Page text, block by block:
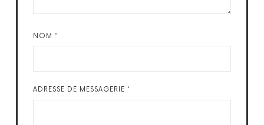
NOM *
ADRESSE DE MESSAGERIE *